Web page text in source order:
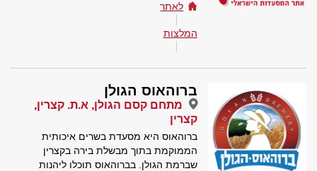
לאתר
המלצות
ברוהאוס הגולן
מתחם קסם הגולן, א.ת. קצרין,
קצרין
ברוהאוס היא מסעדת בשרים איכותית
הממוקמת בתוך מבשלת בירה בקצרין
שברמת הגולן. בברוהאוס תוכלו ליהנות